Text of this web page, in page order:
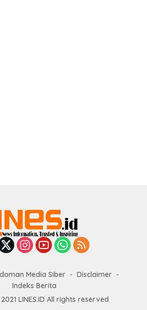
Media Siber
Disclaimer
Indeks Berita
LINES.ID All rights reserved